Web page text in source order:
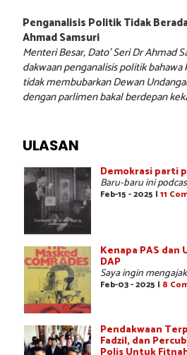
Penganalisis Politik Tidak Berada
Ahmad Samsuri
Menteri Besar, Dato’ Seri Dr Ahmad
dakwaan penganalisis politik
tidak membubarkan Dewan
dengan parlimen bakal berdepan
ULASAN
Demokrasi parti
Baru-baru ini
Feb-15 - 2025 | 11
Kenapa PAS dan
DAP
Saya ingin
Feb-03 - 2025 | 8
Pendakwaan
Fadzil, dan